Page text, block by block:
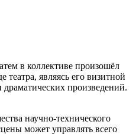
в коллективе произошёл
театра, являясь его визитной
драматических произведений.
научно-технического
может управлять всего